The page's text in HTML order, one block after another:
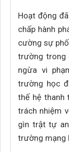
Hoạt động
chấp hành
cường sự
trường trong
ngừa vi
trường học
thế hệ thanh
trách nhiệm
gìn trật tự
trường mạng